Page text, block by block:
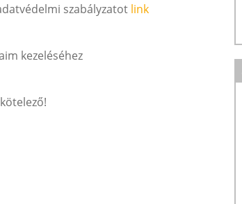
szabályzatot link
kezeléséhez